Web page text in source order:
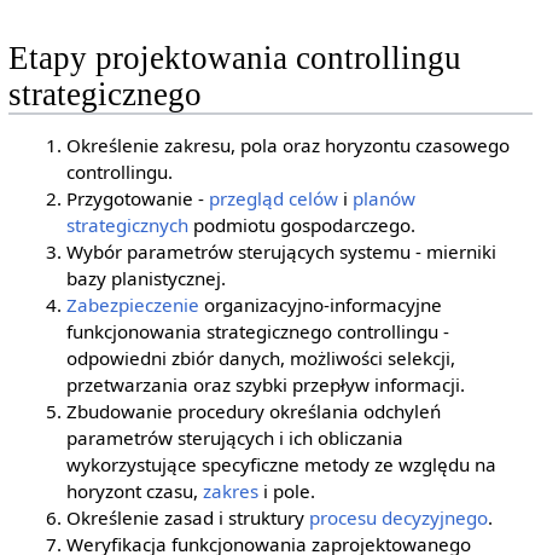
Etapy projektowania controllingu
strategicznego
Określenie zakresu, pola oraz horyzontu czasowego
controllingu.
Przygotowanie - przegląd celów i planów
strategicznych podmiotu gospodarczego.
Wybór parametrów sterujących systemu - mierniki
bazy planistycznej.
Zabezpieczenie organizacyjno-informacyjne
funkcjonowania strategicznego controllingu -
odpowiedni zbiór danych, możliwości selekcji,
przetwarzania oraz szybki przepływ informacji.
Zbudowanie procedury określania odchyleń
parametrów sterujących i ich obliczania
wykorzystujące specyficzne metody ze względu na
horyzont czasu,zakres i pole.
Określenie zasad i struktury procesu decyzyjnego.
Weryfikacja funkcjonowania zaprojektowanego